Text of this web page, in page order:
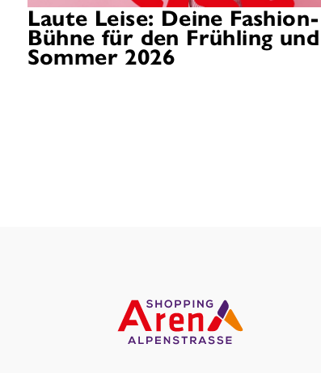
Laute Leise: Deine Fashion-
Bühne für den Frühling und
Sommer 2026